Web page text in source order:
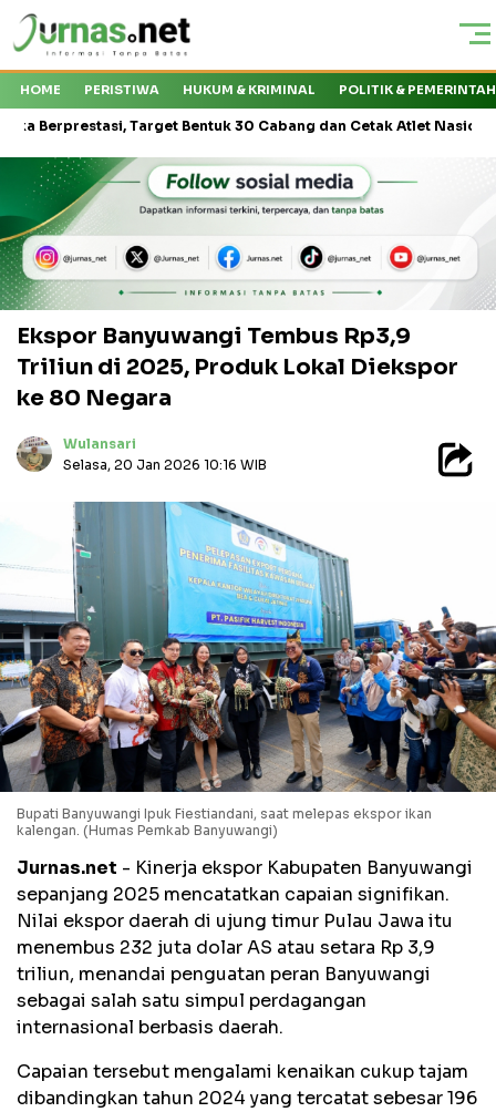
HOME PERISTIWA HUKUM & KRIMINAL POLITIK &
Target Bentuk 30 Cabang dan Cetak Atlet Nasional PT
Ekspor Banyuwangi Tembus Rp3,9
Triliun di 2025, Produk Lokal Diekspor
ke 80 Negara
Wulansari
Selasa, 20 Jan 2026 10:16 WIB
Bupati Banyuwangi Ipuk Fiestiandani, saat melepas ekspor ikan
kalengan. (Humas Pemkab Banyuwangi)
Jurnas.net - Kinerja ekspor Kabupaten Banyuwangi
sepanjang 2025 mencatatkan capaian signifikan.
Nilai ekspor daerah di ujung timur Pulau Jawa itu
menembus 232 juta dolar AS atau setara Rp 3,9
triliun, menandai penguatan peran Banyuwangi
sebagai salah satu simpul perdagangan
internasional berbasis daerah.
Capaian tersebut mengalami kenaikan cukup tajam
dibandingkan tahun 2024 yang tercatat sebesar 196